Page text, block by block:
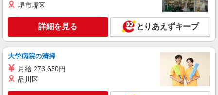
詳細を見る
（株）ウィルオブ・ワークCW 神戸支店/ms280101
時給1350円 ◆前払い・日払い・週払いOK
堺市堺区
詳細を見る とりあえずキープ
大学病院の清掃
月給 273,650円
品川区